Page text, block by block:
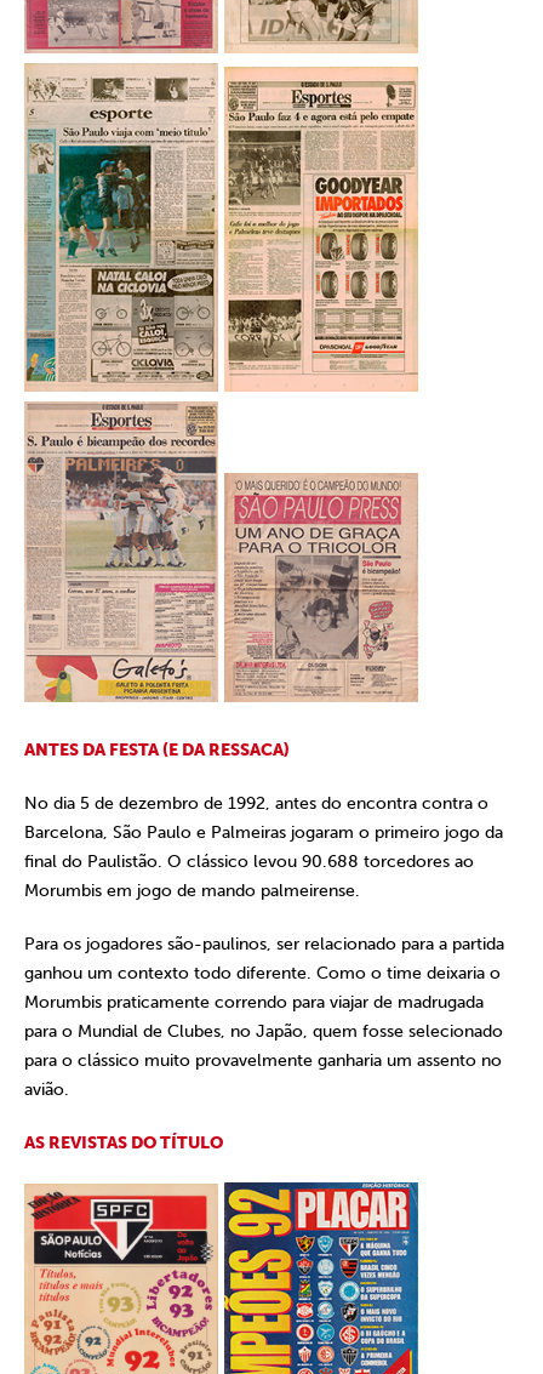
ANTES DA FESTA (E DA RESSACA)
No dia 5 de dezembro de 1992, antes do encontra contra o
Barcelona, São Paulo e Palmeiras jogaram o primeiro jogo da
final do Paulistão. O clássico levou 90.688 torcedores ao
Morumbis em jogo de mando palmeirense.
Para os jogadores são-paulinos, ser relacionado para a partida
ganhou um contexto todo diferente. Como o time deixaria o
Morumbis praticamente correndo para viajar de madrugada
para o Mundial de Clubes, no Japão, quem fosse selecionado
para o clássico muito provavelmente ganharia um assento no
avião.
AS REVISTAS DO TÍTULO